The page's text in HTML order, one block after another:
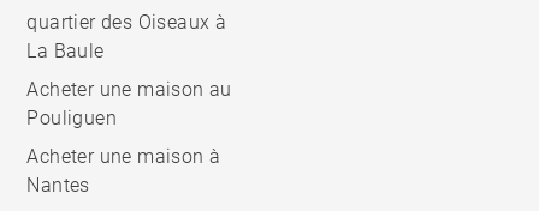
quartier des Oiseaux à
La Baule
Acheter une maison au
Pouliguen
Acheter une maison à
Nantes